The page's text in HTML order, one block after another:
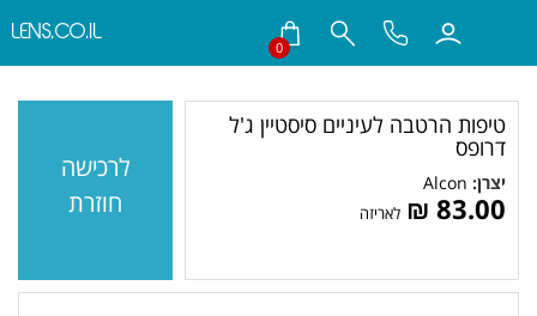
של
אינטרנט,
אנטר
לאזור
0
LENS.CO.IL
טיפות הרטבה לעיניים סיסטיין ג'ל
דרופס
יצרן: Alcon
83.00 ₪‎ לאריזה
לרכישה
חוזרת